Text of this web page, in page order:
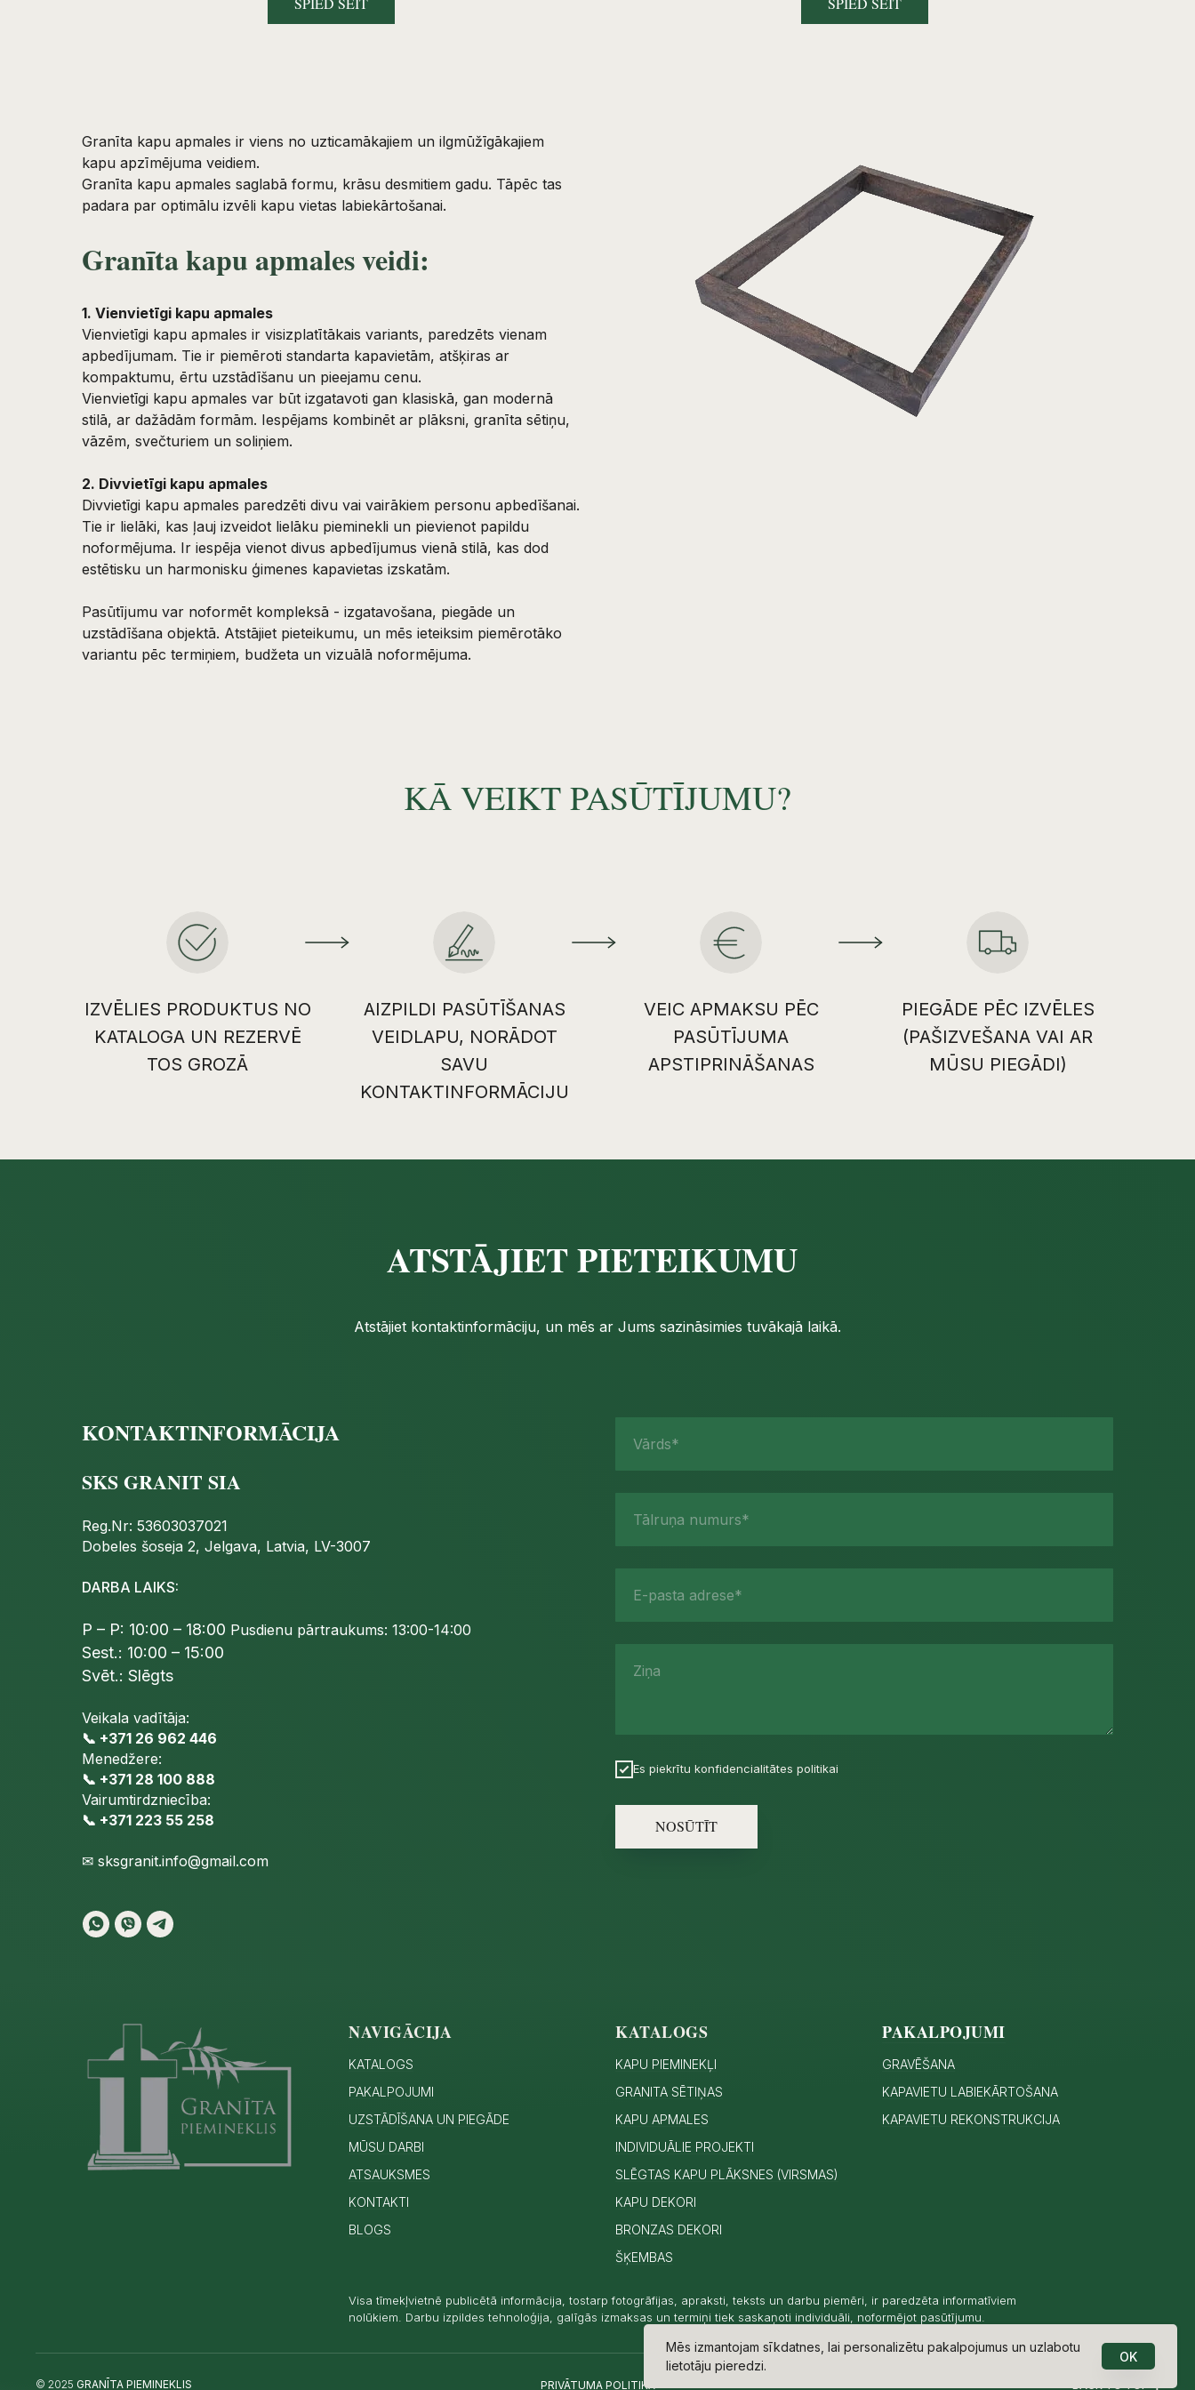
Granīta kapu apmales ir viens no uzticamākajiem un ilgmūžīgākajiem
kapu apzīmējuma veidiem.
Granīta kapu apmales saglabā formu, krāsu desmitiem gadu. Tāpēc tas
padara par optimālu izvēli kapu vietas labiekārtošanai.
Granīta kapu apmales veidi:
1. Vienvietīgi kapu apmales
Vienvietīgi kapu apmales ir visizplatītākais variants, paredzēts vienam
apbedījumam. Tie ir piemēroti standarta kapavietām, atšķiras ar
kompaktumu, ērtu uzstādīšanu un pieejamu cenu.
Vienvietīgi kapu apmales var būt izgatavoti gan klasiskā, gan modernā
stilā, ar dažādām formām. Iespējams kombinēt ar plāksni, granīta sētiņu,
vāzēm, svečturiem un soliņiem.
2. Divvietīgi kapu apmales
Divvietīgi kapu apmales paredzēti divu vai vairākiem personu apbedīšanai.
Tie ir lielāki, kas ļauj izveidot lielāku pieminekli un pievienot papildu
noformējuma. Ir iespēja vienot divus apbedījumus vienā stilā, kas dod
estētisku un harmonisku ģimenes kapavietas izskatām.
Pasūtījumu var noformēt kompleksā - izgatavošana, piegāde un
uzstādīšana objektā. Atstājiet pieteikumu, un mēs ieteiksim piemērotāko
variantu pēc termiņiem, budžeta un vizuālā noformējuma.
KĀ VEIKT PASŪTĪJUMU?
IZVĒLIES PRODUKTUS NO
KATALOGA UN REZERVĒ
TOS GROZĀ
AIZPILDI PASŪTĪŠANAS
VEIDLAPU, NORĀDOT
SAVU
KONTAKTINFORMĀCIJU
VEIC APMAKSU PĒC
PASŪTĪJUMA
APSTIPRINĀŠANAS
PIEGĀDE PĒC IZVĒLES
(PAŠIZVEŠANA VAI AR
MŪSU PIEGĀDI)
Mēs izmantojam sīkdatnes, lai personalizētu pakalpojumus un uzlabotu
lietotāju pieredzi.
OK
ATSTĀJIET PIETEIKUMU
Atstājiet kontaktinformāciju, un mēs ar Jums sazināsimies tuvākajā laikā.
KONTAKTINFORMĀCIJA
SKS GRANIT SIA
Reg.Nr: 53603037021
Dobeles šoseja 2, Jelgava, Latvia, LV-3007
DARBA LAIKS:
P – P: 10:00 – 18:00 Pusdienu pārtraukums: 13:00-14:00
Sest.: 10:00 – 15:00
Svēt.: Slēgts
Veikala vadītāja:
📞 +371 26 962 446
Menedžere:
📞 +371 28 100 888
Vairumtirdzniecība:
📞 +371 223 55 258
✉ sksgranit.info@gmail.com
Vārds*
Tālruņa numurs*
E-pasta adrese*
Ziņa
Es piekrītu konfidencialitātes politikai
NOSŪTĪT
NAVIGĀCIJA
KATALOGS
PAKALPOJUMI
UZSTĀDĪŠANA UN PIEGĀDE
MŪSU DARBI
ATSAUKSMES
KONTAKTI
BLOGS
KATALOGS
KAPU PIEMINEKĻI
GRANITA SĒTIŅAS
KAPU APMALES
INDIVIDUĀLIE PROJEKTI
SLĒGTAS KAPU PLĀKSNES (VIRSMAS)
KAPU DEKORI
BRONZAS DEKORI
ŠĶEMBAS
PAKALPOJUMI
GRAVĒŠANA
KAPAVIETU LABIEKĀRTOŠANA
KAPAVIETU REKONSTRUKCIJA
Visa tīmekļvietnē publicētā informācija, tostarp fotogrāfijas, apraksti, teksts un darbu piemēri, ir paredzēta informatīviem
nolūkiem. Darbu izpildes tehnoloģija, galīgās izmaksas un termiņi tiek saskaņoti individuāli, noformējot pasūtījumu.
© 2025 GRANĪTA PIEMINEKLIS PRIVĀTUMA POLITIKA